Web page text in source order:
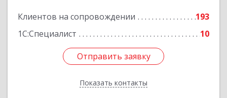
Клиентов на сопровождении
193
1С:Специалист
10
Отправить заявку
Показать контакты
Отправить заявку
Назад